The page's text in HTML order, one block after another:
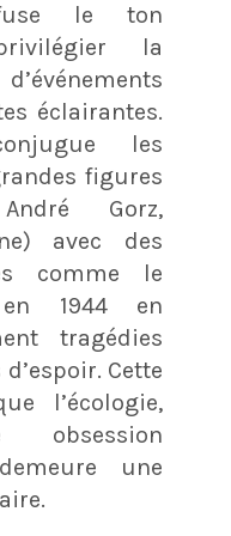
le ton
la
éclairantes.
les
figures
Gorz,
avec des
comme le
1944 en
tragédies
Cette
l’écologie,
une